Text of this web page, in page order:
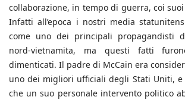
collaborazione, in tempo di guerra, coi
Infatti all’epoca i nostri media
come uno dei principali propagandisti
nord-vietnamita, ma questi fatti
dimenticati. Il padre di McCain era
uno dei migliori ufficiali degli Stati Uniti,
che un suo personale intervento politico